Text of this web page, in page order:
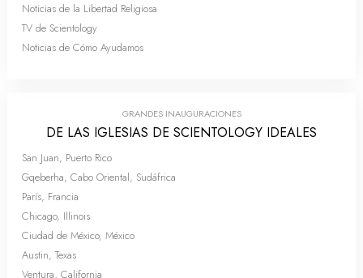
Noticias de la Libertad Religiosa
TV de Scientology
Noticias de Cómo Ayudamos
GRANDES INAUGURACIONES
DE LAS IGLESIAS DE SCIENTOLOGY IDEALES
San Juan, Puerto Rico
Gqeberha, Cabo Oriental, Sudáfrica
París, Francia
Chicago, Illinois
Ciudad de México, México
Austin, Texas
Ventura, California